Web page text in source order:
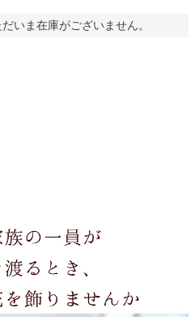
いま在庫がございません。